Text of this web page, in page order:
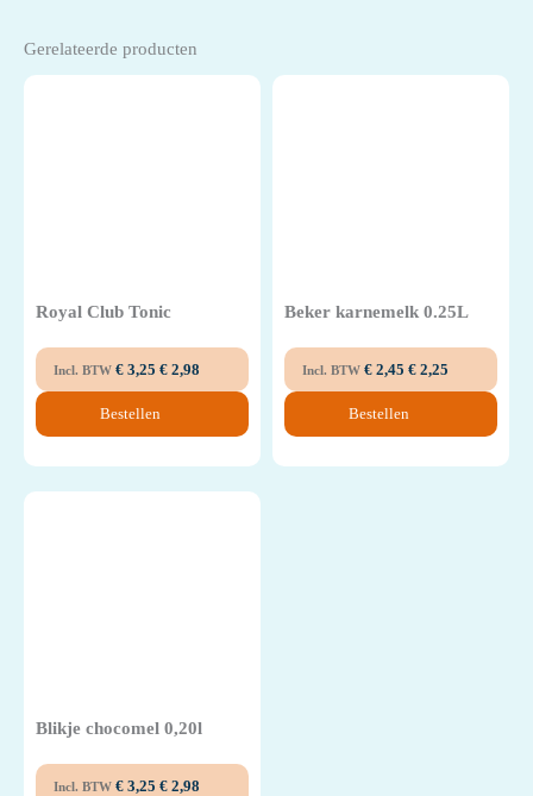
Gerelateerde producten
Royal Club Tonic
Incl. BTW € 3,25 € 2,98
Bestellen
Beker karnemelk 0.25L
Incl. BTW € 2,45 € 2,25
Bestellen
Blikje chocomel 0,20l
Incl. BTW € 3,25 € 2,98